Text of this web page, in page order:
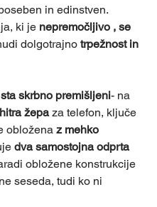
in edinstven.
ki je nepremočljivo , se
dolgotrajnotrpežnost in
skrbno premišljeni- na
žepaza telefon, ključe
obloženaz mehko
dva samostojna odprta
obložene konstrukcije
seseda, tudi ko ni